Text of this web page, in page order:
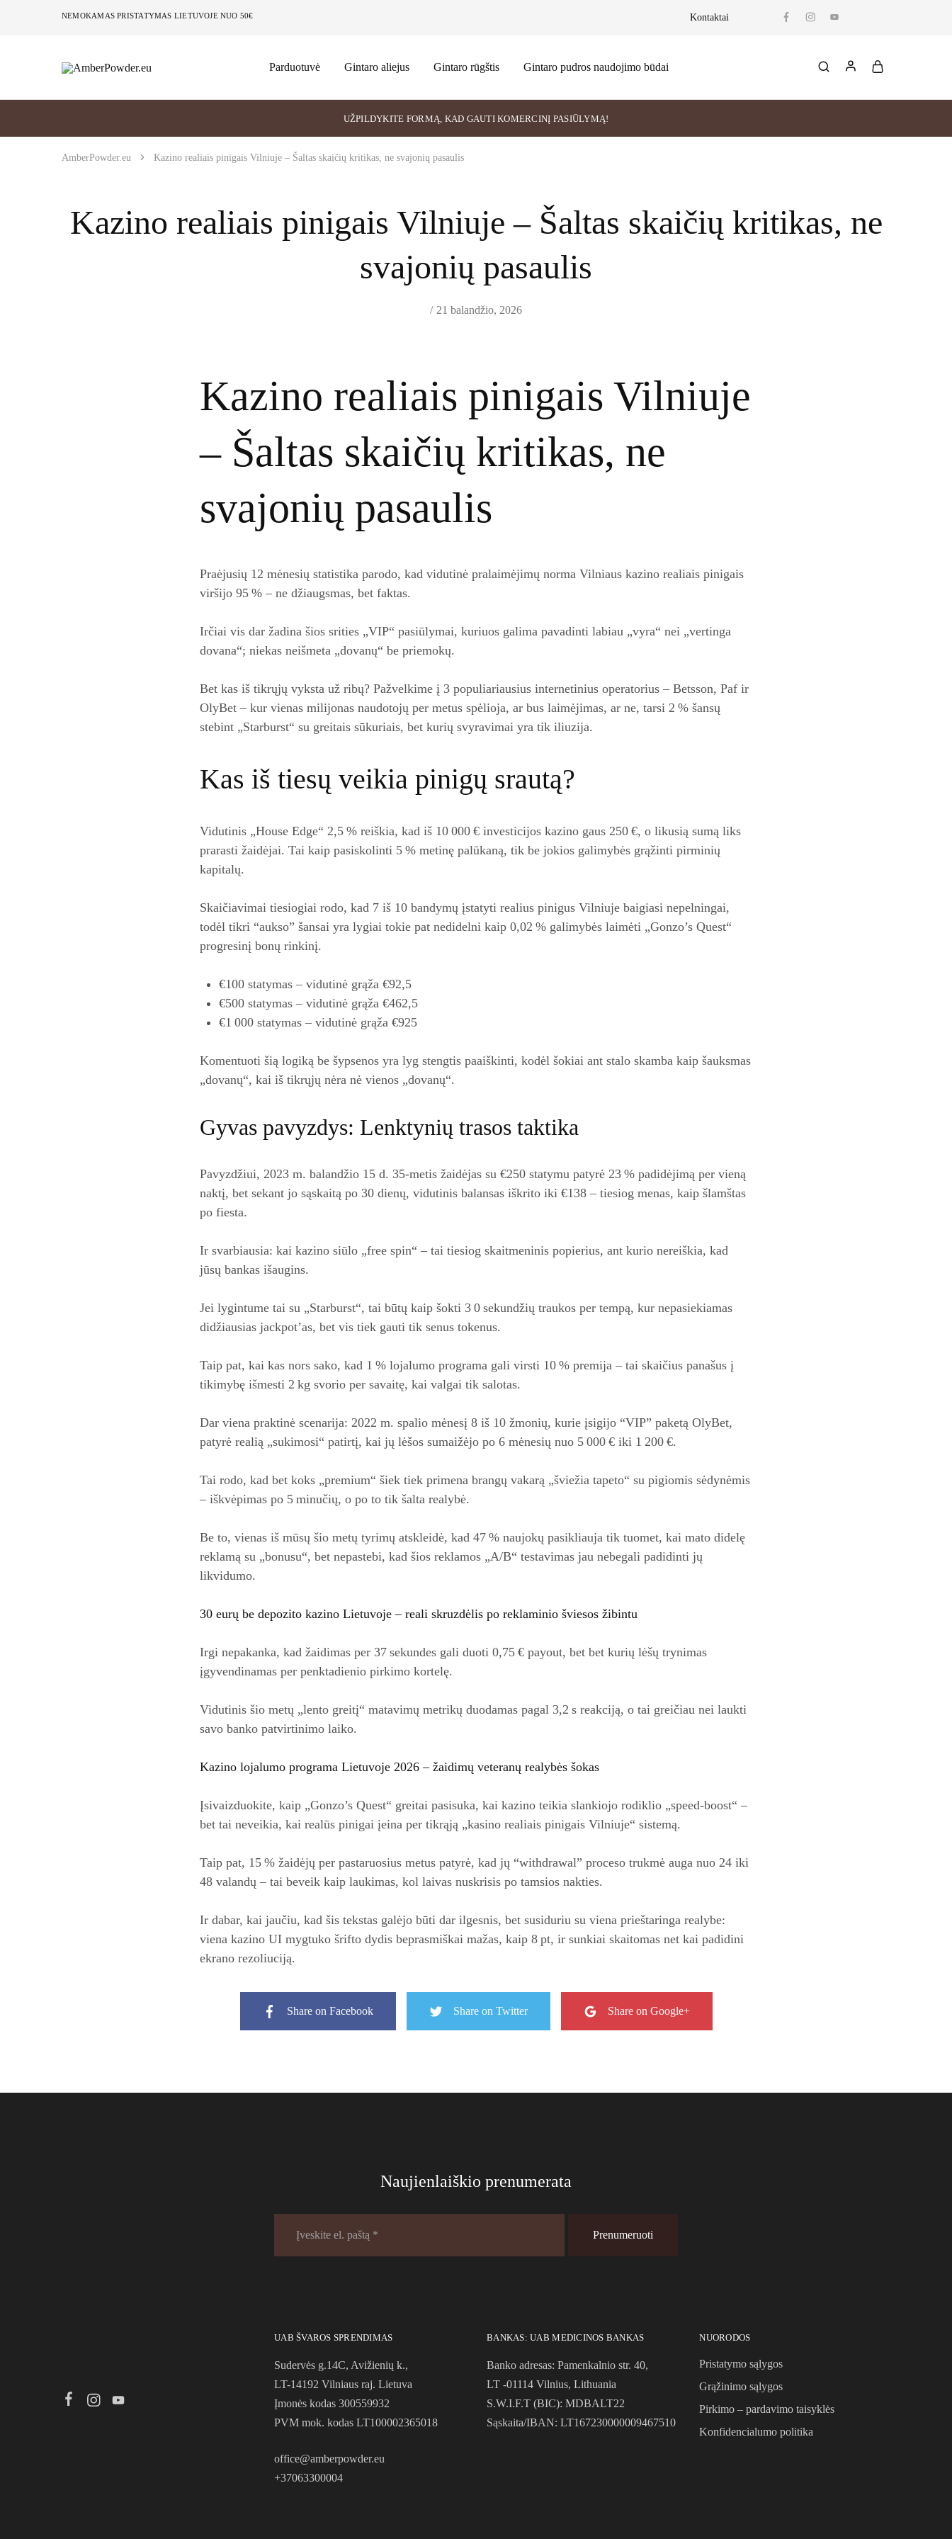
NEMOKAMAS PRISTATYMAS LIETUVOJE NUO 50€ Kontaktai
AmberPowder.eu
UAB
Parduotuvė Gintaro aliejus Gintaro rūgštis Gintaro pudros naudojimo būdai
UŽPILDYKITE FORMĄ, KAD GAUTI KOMERCINĮ PASIŪLYMĄ!
AmberPowder.eu Kazino realiais pinigais Vilniuje – Šaltas skaičių kritikas, ne svajonių pasaulis
Kazino realiais pinigais Vilniuje – Šaltas skaičių kritikas, ne
svajonių pasaulis
21 balandžio, 2026
Kazino realiais pinigais Vilniuje
– Šaltas skaičių kritikas, ne
svajonių pasaulis
Praėjusių 12 mėnesių statistika parodo, kad vidutinė pralaimėjimų norma Vilniaus kazino realiais pinigais
viršijo 95 % – ne džiaugsmas, bet faktas.
Irčiai vis dar žadina šios srities „VIP“ pasiūlymai, kuriuos galima pavadinti labiau „vyra“ nei „vertinga
dovana“; niekas neišmeta „dovanų“ be priemokų.
Bet kas iš tikrųjų vyksta už ribų? Pažvelkime į 3 populiariausius internetinius operatorius – Betsson, Paf ir
OlyBet – kur vienas milijonas naudotojų per metus spėlioja, ar bus laimėjimas, ar ne, tarsi 2 % šansų
stebint „Starburst“ su greitais sūkuriais, bet kurių svyravimai yra tik iliuzija.
Kas iš tiesų veikia pinigų srautą?
Vidutinis „House Edge“ 2,5 % reiškia, kad iš 10 000 € investicijos kazino gaus 250 €, o likusią sumą liks
prarasti žaidėjai. Tai kaip pasiskolinti 5 % metinę palūkaną, tik be jokios galimybės grąžinti pirminių
kapitalų.
Skaičiavimai tiesiogiai rodo, kad 7 iš 10 bandymų įstatyti realius pinigus Vilniuje baigiasi nepelningai,
todėl tikri “aukso” šansai yra lygiai tokie pat nedidelni kaip 0,02 % galimybės laimėti „Gonzo’s Quest“
progresinį bonų rinkinį.
€100 statymas – vidutinė grąža €92,5
€500 statymas – vidutinė grąža €462,5
€1 000 statymas – vidutinė grąža €925
Komentuoti šią logiką be šypsenos yra lyg stengtis paaiškinti, kodėl šokiai ant stalo skamba kaip šauksmas
„dovanų“, kai iš tikrųjų nėra nė vienos „dovanų“.
Gyvas pavyzdys: Lenktynių trasos taktika
Pavyzdžiui, 2023 m. balandžio 15 d. 35‑metis žaidėjas su €250 statymu patyrė 23 % padidėjimą per vieną
naktį, bet sekant jo sąskaitą po 30 dienų, vidutinis balansas iškrito iki €138 – tiesiog menas, kaip šlamštas
po fiesta.
Ir svarbiausia: kai kazino siūlo „free spin“ – tai tiesiog skaitmeninis popierius, ant kurio nereiškia, kad
jūsų bankas išaugins.
Jei lygintume tai su „Starburst“, tai būtų kaip šokti 3 0 sekundžių traukos per tempą, kur nepasiekiamas
didžiausias jackpot’as, bet vis tiek gauti tik senus tokenus.
Taip pat, kai kas nors sako, kad 1 % lojalumo programa gali virsti 10 % premija – tai skaičius panašus į
tikimybę išmesti 2 kg svorio per savaitę, kai valgai tik salotas.
Dar viena praktinė scenarija: 2022 m. spalio mėnesį 8 iš 10 žmonių, kurie įsigijo “VIP” paketą OlyBet,
patyrė realią „sukimosi“ patirtį, kai jų lėšos sumaižėjo po 6 mėnesių nuo 5 000 € iki 1 200 €.
Tai rodo, kad bet koks „premium“ šiek tiek primena brangų vakarą „šviežia tapeto“ su pigiomis sėdynėmis
– iškvėpimas po 5 minučių, o po to tik šalta realybė.
Be to, vienas iš mūsų šio metų tyrimų atskleidė, kad 47 % naujokų pasikliauja tik tuomet, kai mato didelę
reklamą su „bonusu“, bet nepastebi, kad šios reklamos „A/B“ testavimas jau nebegali padidinti jų
likvidumo.
30 eurų be depozito kazino Lietuvoje – reali skruzdėlis po reklaminio šviesos žibintu
Irgi nepakanka, kad žaidimas per 37 sekundes gali duoti 0,75 € payout, bet bet kurių lėšų trynimas
įgyvendinamas per penktadienio pirkimo kortelę.
Vidutinis šio metų „lento greitį“ matavimų metrikų duodamas pagal 3,2 s reakciją, o tai greičiau nei laukti
savo banko patvirtinimo laiko.
Kazino lojalumo programa Lietuvoje 2026 – žaidimų veteranų realybės šokas
Įsivaizduokite, kaip „Gonzo’s Quest“ greitai pasisuka, kai kazino teikia slankiojo rodiklio „speed‑boost“ –
bet tai neveikia, kai realūs pinigai įeina per tikrąją „kasino realiais pinigais Vilniuje“ sistemą.
Taip pat, 15 % žaidėjų per pastaruosius metus patyrė, kad jų “withdrawal” proceso trukmė auga nuo 24 iki
48 valandų – tai beveik kaip laukimas, kol laivas nuskrisis po tamsios nakties.
Ir dabar, kai jaučiu, kad šis tekstas galėjo būti dar ilgesnis, bet susiduriu su viena prieštaringa realybe:
viena kazino UI mygtuko šrifto dydis beprasmiškai mažas, kaip 8 pt, ir sunkiai skaitomas net kai padidini
ekrano rezoliuciją.
Share on Facebook Share on Twitter Share on Google+
Naujienlaiškio prenumerata
UAB ŠVAROS SPRENDIMAS
Sudervės g.14C, Avižienių k.,
LT-14192 Vilniaus raj. Lietuva
Įmonės kodas 300559932
PVM mok. kodas LT100002365018
office@amberpowder.eu
+37063300004
BANKAS: UAB MEDICINOS BANKAS
Banko adresas: Pamenkalnio str. 40,
LT -01114 Vilnius, Lithuania
S.W.I.F.T (BIC): MDBALT22
Sąskaita/IBAN: LT167230000009467510
NUORODOS
Pristatymo sąlygos
Grąžinimo sąlygos
Pirkimo – pardavimo taisyklės
Konfidencialumo politika